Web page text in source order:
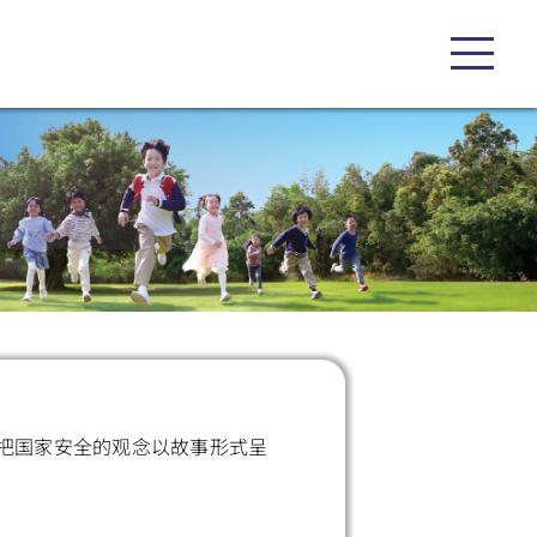
国家安全的观念以故事形式呈